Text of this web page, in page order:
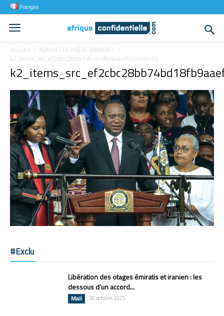
Français
Accueil
KENYATTA PRÊTE SERMENT
k2_items_src_ef2cbc28bb74bd18fb9aaefb55569150
#Exclu
Libération des otages émiratis et iranien : les
dessous d’un accord...
Mali 30 octobre 2025